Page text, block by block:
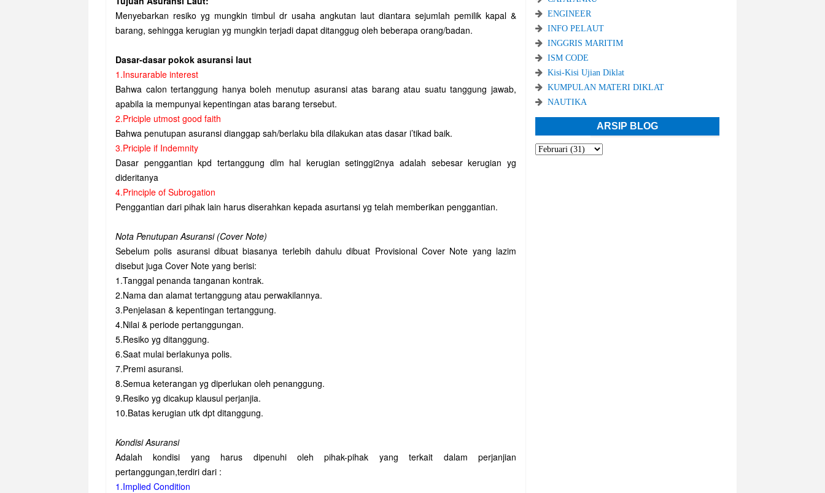
Menyebarkan resiko yg mungkin timbul dr usaha angkutan laut diantara sejumlah pemilik kapal &
barang, sehingga kerugian yg mungkin terjadi dapat ditanggug oleh beberapa orang/badan.
Dasar-dasar pokok asuransi laut
1.Insurarable interest
Bahwa calon tertanggung hanya boleh menutup asuransi atas barang atau suatu tanggung jawab,
apabila ia mempunyai kepentingan atas barang tersebut.
2.Priciple utmost good faith
Bahwa penutupan asuransi dianggap sah/berlaku bila dilakukan atas dasar i’tikad baik.
3.Priciple if Indemnity
Dasar penggantian kpd tertanggung dlm hal kerugian setinggi2nya adalah sebesar kerugian yg
dideritanya
4.Principle of Subrogation
Penggantian dari pihak lain harus diserahkan kepada asurtansi yg telah memberikan penggantian.
Nota Penutupan Asuransi (Cover Note)
Sebelum polis asuransi dibuat biasanya terlebih dahulu dibuat Provisional Cover Note yang lazim
disebut juga Cover Note yang berisi:
1.Tanggal penanda tanganan kontrak.
2.Nama dan alamat tertanggung atau perwakilannya.
3.Penjelasan & kepentingan tertanggung.
4.Nilai & periode pertanggungan.
5.Resiko yg ditanggung.
6.Saat mulai berlakunya polis.
7.Premi asuransi.
8.Semua keterangan yg diperlukan oleh penanggung.
9.Resiko yg dicakup klausul perjanjia.
10.Batas kerugian utk dpt ditanggung.
Kondisi Asuransi
Adalah kondisi yang harus dipenuhi oleh pihak-pihak yang terkait dalam perjanjian
pertanggungan,terdiri dari :
1.Implied Condition
ENGINEER
INFO PELAUT
INGGRIS MARITIM
ISM CODE
Kisi-Kisi Ujian Diklat
KUMPULAN MATERI DIKLAT
NAUTIKA
ARSIP BLOG